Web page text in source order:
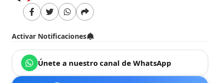
Activar Notificaciones
Únete a nuestro canal de WhatsApp